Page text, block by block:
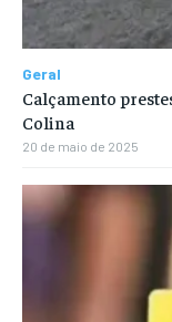
Geral
Calçamento
Colina
20 de maio de 2025